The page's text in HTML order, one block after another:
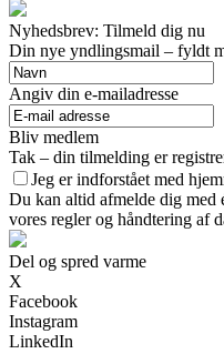
Nyhedsbrev: Tilmeld dig nu
Din nye yndlingsmail – fyldt
Angiv din e-mailadresse
Bliv medlem
Tak – din tilmelding er
Jeg er indforstået med
Du kan altid afmelde dig
vores regler og håndtering af
Del og spred varme
X
Facebook
Instagram
LinkedIn